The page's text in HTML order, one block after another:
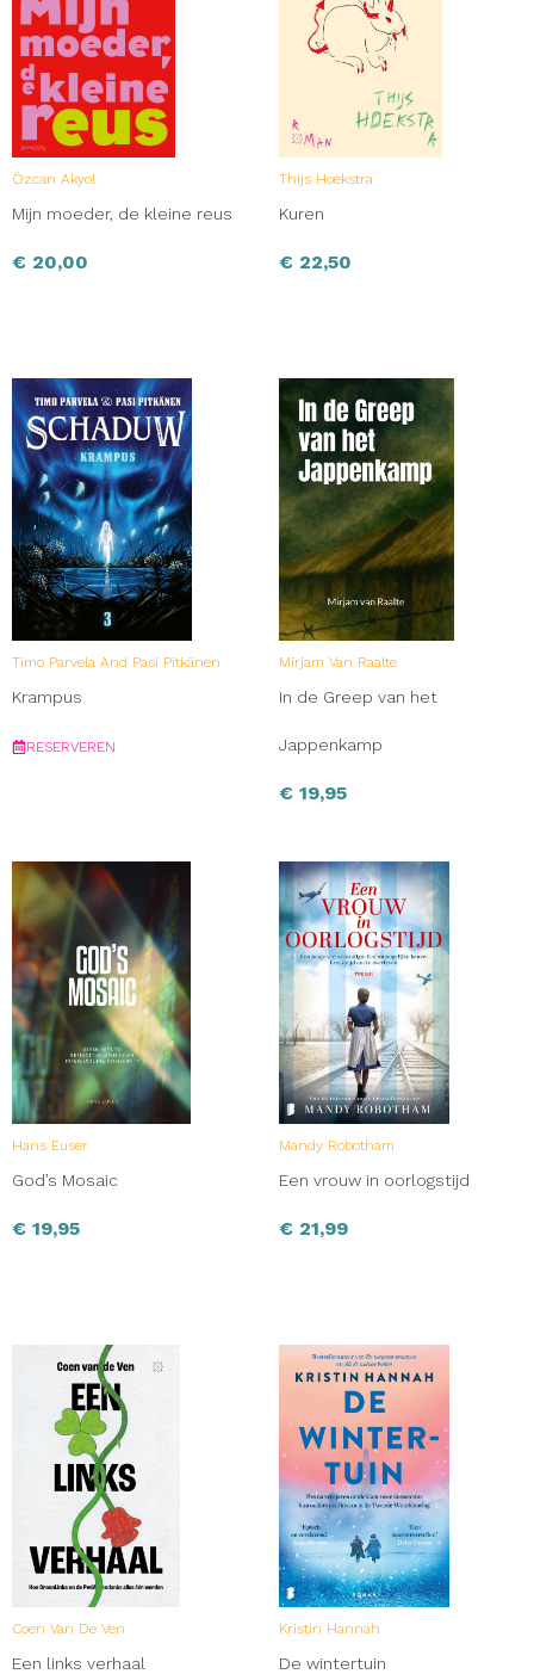
Özcan Akyol
Mijn moeder, de kleine reus
€ 20,00
Thijs Hoekstra
Kuren
€ 22,50
Timo Parvela And Pasi Pitkänen
Krampus
RESERVEREN
Mirjam Van Raalte
In de Greep van het
Jappenkamp
€ 19,95
Hans Euser
God’s Mosaic
€ 19,95
Mandy Robotham
Een vrouw in oorlogstijd
€ 21,99
Coen Van De Ven
Een links verhaal
Kristin Hannah
De wintertuin